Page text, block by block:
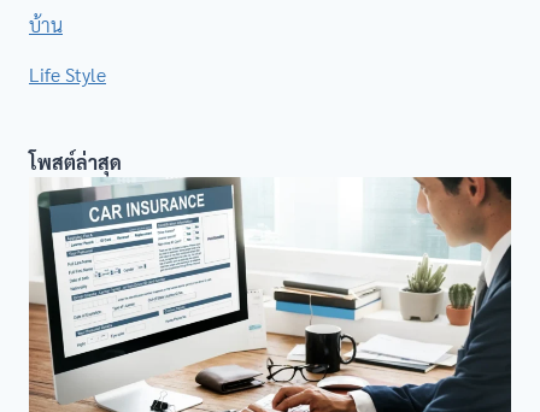
บ้าน
Life Style
โพสต์ล่าสุด